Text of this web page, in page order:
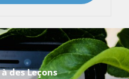
des Leçons